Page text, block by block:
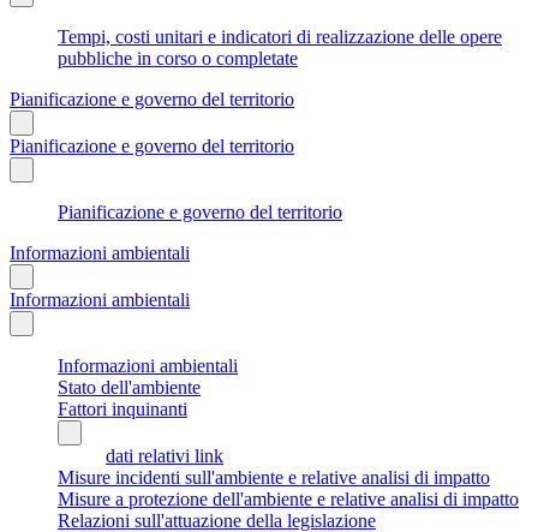
Tempi, costi unitari e indicatori di realizzazione delle opere
pubbliche in corso o completate
Pianificazione e governo del territorio
Pianificazione e governo del territorio
Pianificazione e governo del territorio
Informazioni ambientali
Informazioni ambientali
Informazioni ambientali
Stato dell'ambiente
Fattori inquinanti
dati relativi link
Misure incidenti sull'ambiente e relative analisi di impatto
Misure a protezione dell'ambiente e relative analisi di impatto
Relazioni sull'attuazione della legislazione